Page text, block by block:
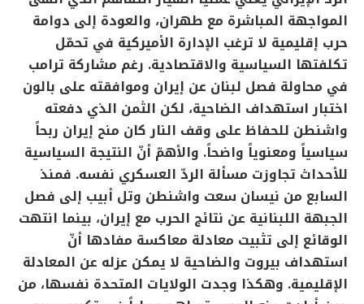
المواجهة المباشرة مع طهران، والعودة إلى دوامة
حرب إقليمية لا ترغب الإدارة الأميركية في تحمّل
تكلفتها السياسية والاقتصادية. رغم مشاركة ترامب
في محاولة فصل لبنان عن إيران وموافقته على بالون
اختبار استهداف الضاحية، لكن الثمن الذي دفعته
واشنطن للحفاظ على وقف النار كان منح إيران ربحاً
سياسياً ومعنوياً واضحاً. والأهمّ أنّ النتيجة السياسية
للأحداث تجاوزت مسألة الردّ العسكري نفسه. فمنذ
السابع من نيسان سعت واشنطن وتل أبيب إلى فصل
الجبهة اللبنانية عن نتائج الحرب مع إيران، بينما انتهت
الوقائع إلى تثبيت معادلة معاكسة مفادها أنّ
استهداف بيروت والضاحية لا يمكن عزله عن المعادلة
الإقليمية. وهكذا وجدت الولايات المتحدة نفسها، من